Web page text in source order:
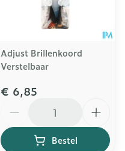
Adjust Brillenkoord
Verstelbaar
€ 6,85
Bestel